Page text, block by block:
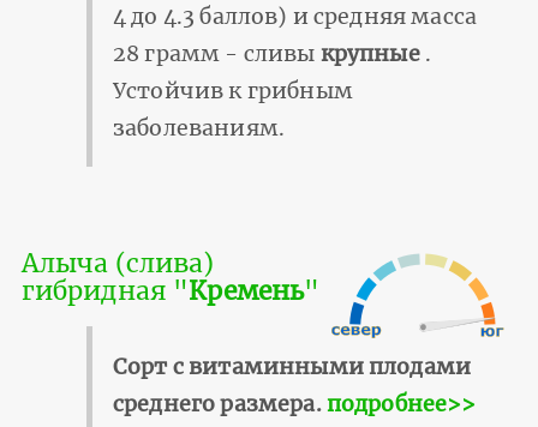
4 до 4.3 баллов) и средняя масса
28 грамм - сливы крупные .
Устойчив к грибным
заболеваниям.
Алыча (слива)
гибридная "Кремень"
Сорт с витаминными плодами
среднего размера.подробнее>>